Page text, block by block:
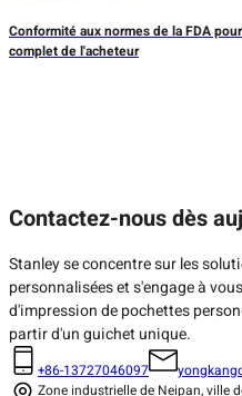
Conformité aux normes de la FDA
complet de l'acheteur
Contactez-nous dès
Stanley se concentre sur les
personnalisées et s'engage à
d'impression de pochettes
partir d'un guichet unique.
+86-13727046097
Zone industrielle de Neipan, ville